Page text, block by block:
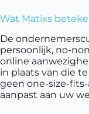
Wat Matixs
De
persoonlijk, no-
online
in plaats van die
geen one-size-
aanpast aan uw